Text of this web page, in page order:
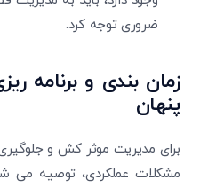
ضروری توجه کرد.
زمان‌ بندی و برنامه‌
پنهان
برای مدیریت موثر کش و
مشکلات عملکردی، توصیه می